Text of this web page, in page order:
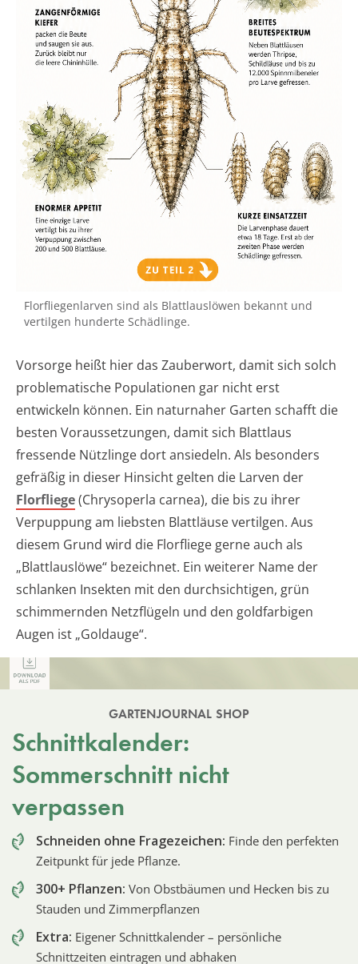
Florfliegenlarven sind als Blattlauslöwen bekannt und
vertilgen hunderte Schädlinge.
Vorsorge heißt hier das Zauberwort, damit sich solch
problematische Populationen gar nicht erst
entwickeln können. Ein naturnaher Garten schafft die
besten Voraussetzungen, damit sich Blattlaus
fressende Nützlinge dort ansiedeln. Als besonders
gefräßig in dieser Hinsicht gelten die Larven der
Florfliege(Chrysoperla carnea), die bis zu ihrer
Verpuppung am liebsten Blattläuse vertilgen. Aus
diesem Grund wird die Florfliege gerne auch als
„Blattlauslöwe“ bezeichnet. Ein weiterer Name der
schlanken Insekten mit den durchsichtigen, grün
schimmernden Netzflügeln und den goldfarbigen
Augen ist „Goldauge“.
GARTENJOURNAL SHOP
Schnittkalender:
Sommerschnitt nicht
verpassen
Schneiden ohne Fragezeichen: Finde den perfekten
Zeitpunkt für jede Pflanze.
300+ Pflanzen: Von Obstbäumen und Hecken bis zu
Stauden und Zimmerpflanzen
Extra: Eigener Schnittkalender – persönliche
Schnittzeiten eintragen und abhaken